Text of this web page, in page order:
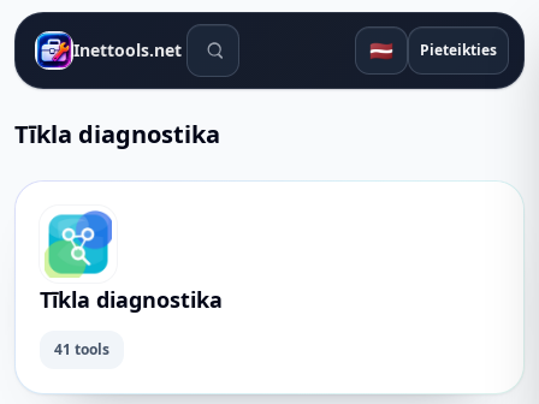
Inettools.net Meklēšanas rīki 🇱🇻 Pieteikties
Tīkla diagnostika
Tīkla diagnostika
41 tools